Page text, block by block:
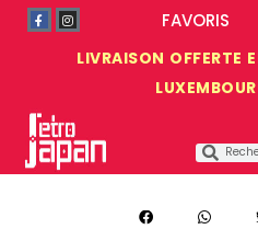
LIVRAISON OFFERTE
FAVORIS